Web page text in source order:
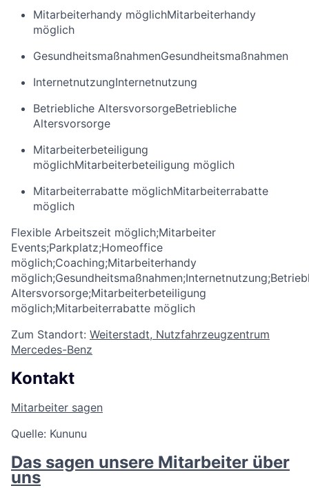
Mitarbeiterhandy möglichMitarbeiterhandy
möglich
GesundheitsmaßnahmenGesundheitsmaßnahmen
InternetnutzungInternetnutzung
Betriebliche AltersvorsorgeBetriebliche
Altersvorsorge
Mitarbeiterbeteiligung
möglichMitarbeiterbeteiligung möglich
Mitarbeiterrabatte möglichMitarbeiterrabatte
möglich
Flexible Arbeitszeit möglich;Mitarbeiter
Events;Parkplatz;Homeoffice
möglich;Coaching;Mitarbeiterhandy
Altersvorsorge;Mitarbeiterbeteiligung
möglich;Mitarbeiterrabatte möglich
Zum Standort: Weiterstadt, Nutzfahrzeugzentrum
Mercedes-Benz
Kontakt
Mitarbeiter sagen
Quelle: Kununu
Das sagen unsere Mitarbeiter über
uns